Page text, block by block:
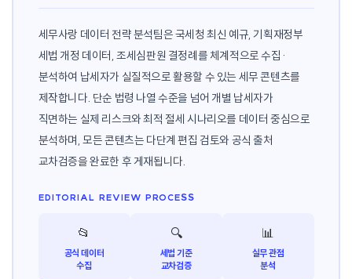
세무사랑 데이터 전략 분석팀은 국세청 최신 예규, 기획재정부
세법 개정 데이터, 조세심판원 결정례를 체계적으로 수집·
분석하여 납세자가 실질적으로 활용할 수 있는 세무 콘텐츠를
제작합니다. 단순 법령 나열 수준을 넘어 개별 납세자가
직면하는 실제 리스크와 최적 절세 시나리오를 데이터 중심으로
분석하며, 모든 콘텐츠는 다단계 편집 검토와 공식 출처
교차검증을 완료한 후 게재됩니다.
EDITORIAL REVIEW PROCESS
📂
공식 데이터
수집
🔍
세법 기준
교차검증
📊
실무 관점
분석